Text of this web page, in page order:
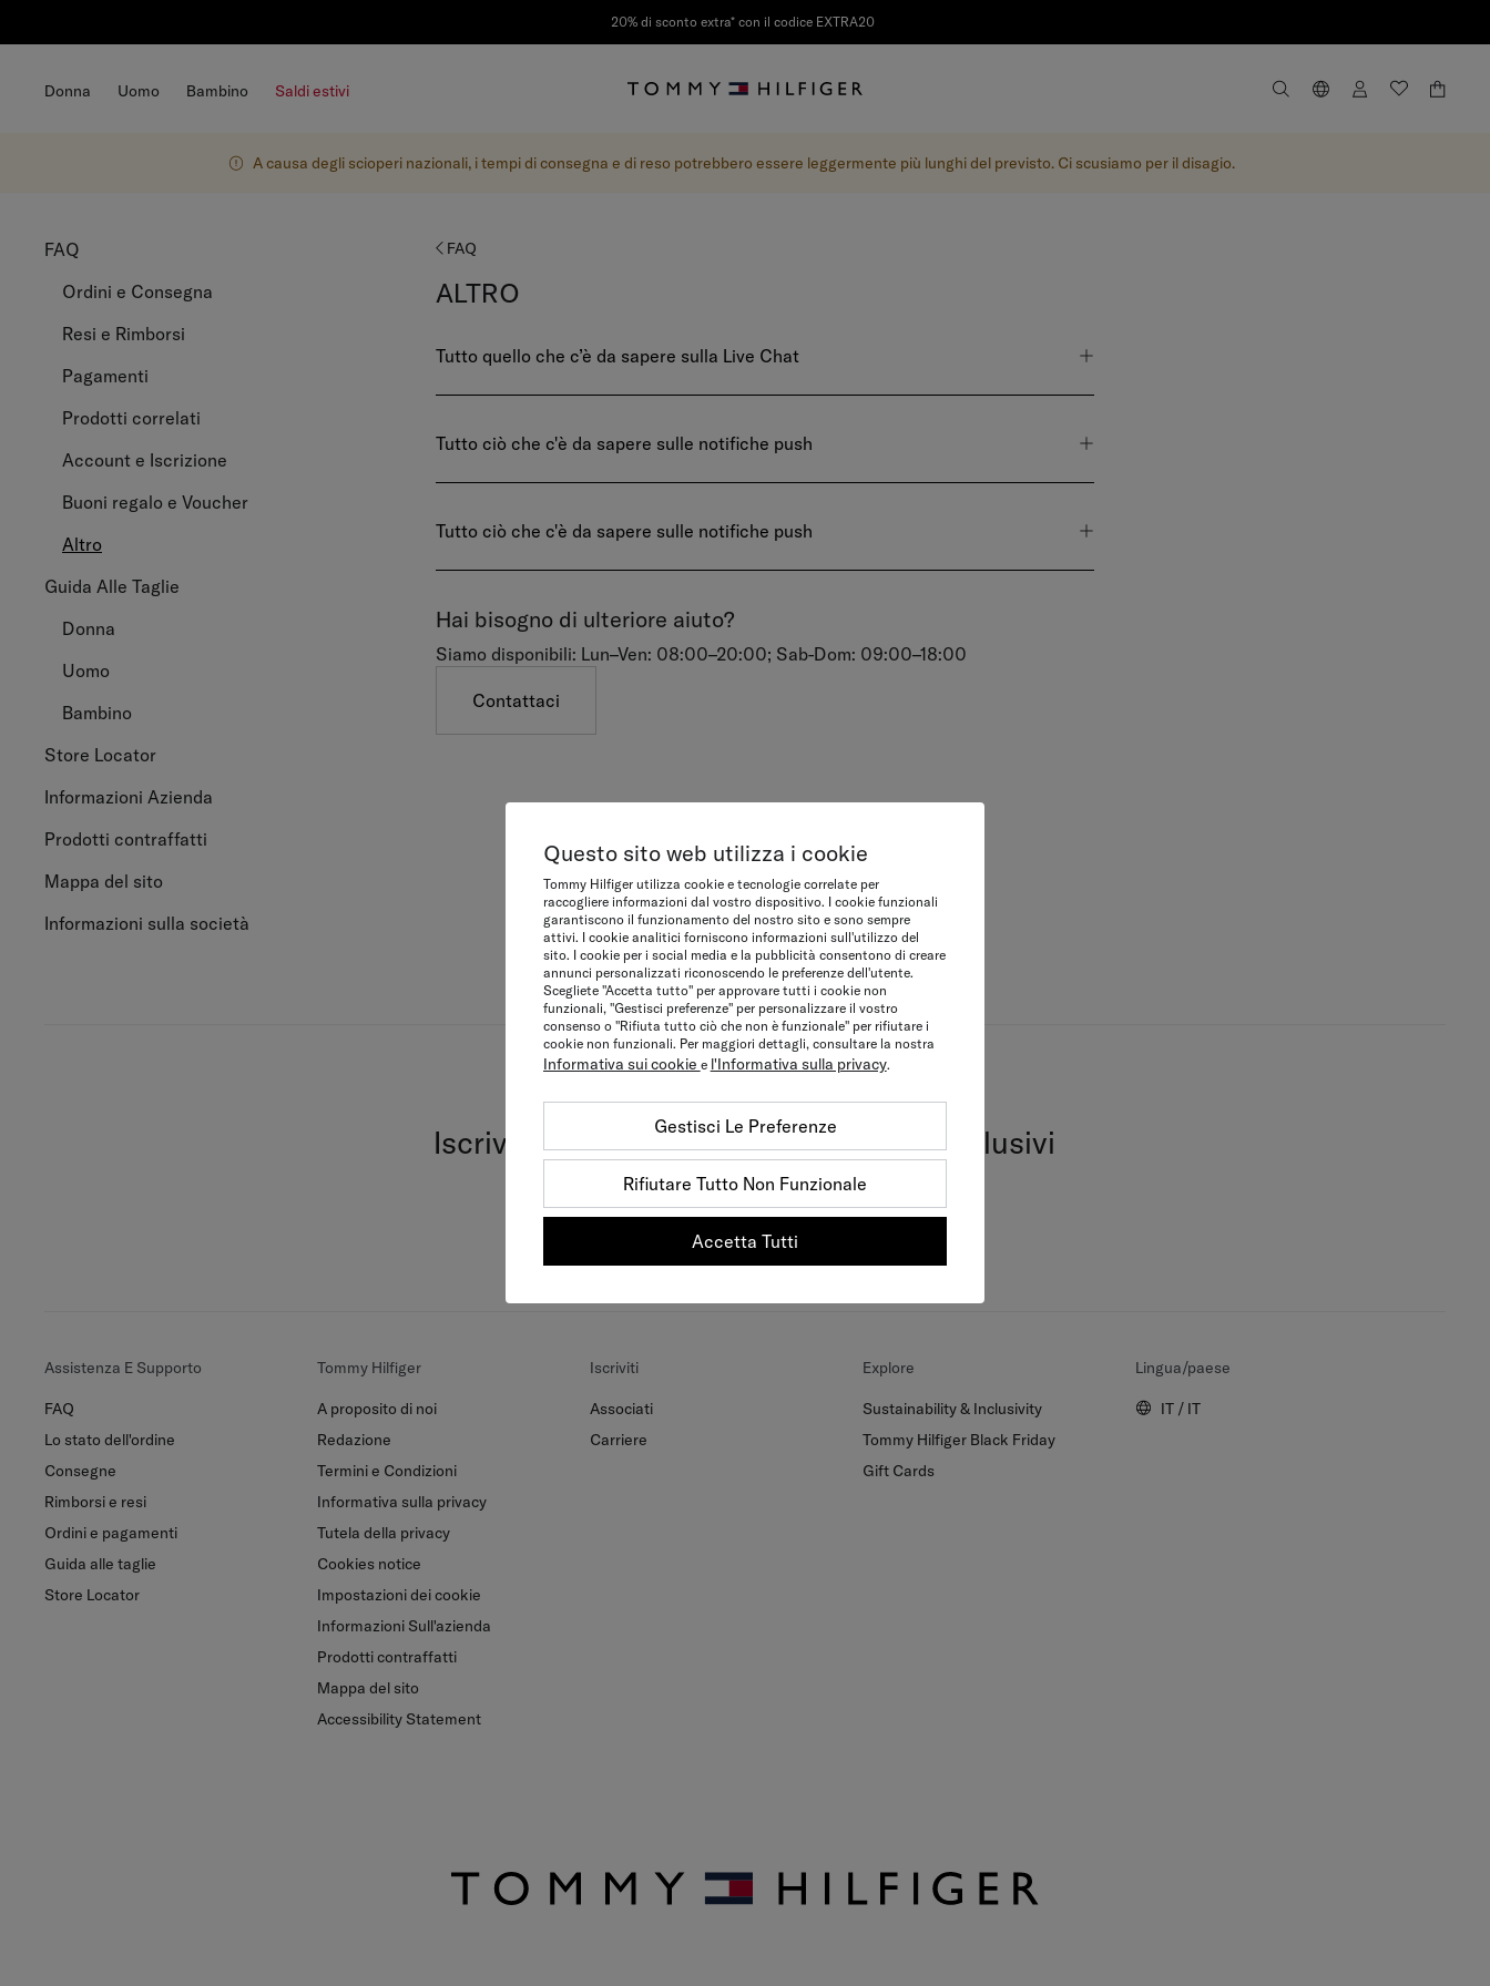
20% di sconto extra* con il codice EXTRA20
Donna Uomo Bambino Saldi estivi
A causa degli scioperi nazionali, i tempi di consegna e di reso potrebbero essere leggermente più lunghi del previsto. Ci scusiamo per il disagio.
FAQ
Ordini e Consegna
Resi e Rimborsi
Pagamenti
Prodotti correlati
Account e Iscrizione
Buoni regalo e Voucher
Altro
Guida Alle Taglie
Donna
Uomo
Bambino
Store Locator
Informazioni Azienda
Prodotti contraffatti
Mappa del sito
Informazioni sulla società
FAQ
ALTRO
Tutto quello che c’è da sapere sulla Live Chat
Tutto ciò che c'è da sapere sulle notifiche push
Tutto ciò che c'è da sapere sulle notifiche push
Hai bisogno di ulteriore aiuto?
Siamo disponibili: Lun–Ven: 08:00–20:00; Sab-Dom: 09:00–18:00
Contattaci
Iscriviti oggi per sbloccare vantaggi esclusivi
Iscriviti Ora Gratis
Assistenza E Supporto
FAQ
Lo stato dell'ordine
Consegne
Rimborsi e resi
Ordini e pagamenti
Guida alle taglie
Store Locator
Tommy Hilfiger
A proposito di noi
Redazione
Termini e Condizioni
Informativa sulla privacy
Tutela della privacy
Cookies notice
Impostazioni dei cookie
Informazioni Sull'azienda
Prodotti contraffatti
Mappa del sito
Accessibility Statement
Iscriviti
Associati
Carriere
Explore
Sustainability & Inclusivity
Tommy Hilfiger Black Friday
Gift Cards
Lingua/paese
IT / IT
Questo sito web utilizza i cookie
Tommy Hilfiger utilizza cookie e tecnologie correlate per
raccogliere informazioni dal vostro dispositivo. I cookie funzionali
garantiscono il funzionamento del nostro sito e sono sempre
attivi. I cookie analitici forniscono informazioni sull'utilizzo del
sito. I cookie per i social media e la pubblicità consentono di creare
annunci personalizzati riconoscendo le preferenze dell'utente.
Scegliete "Accetta tutto" per approvare tutti i cookie non
funzionali, "Gestisci preferenze" per personalizzare il vostro
consenso o "Rifiuta tutto ciò che non è funzionale" per rifiutare i
cookie non funzionali. Per maggiori dettagli, consultare la nostra
Informativa sui cookie e l'Informativa sulla privacy.
Rifiutare Tutto Non Funzionale
Gestisci Le Preferenze
Accetta Tutti